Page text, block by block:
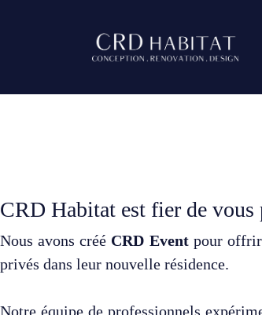
CRD Habitat est fier de
Nous avons créé CRD Event pour offrir
privés dans leur nouvelle résidence.
Notre équipe de professionnels